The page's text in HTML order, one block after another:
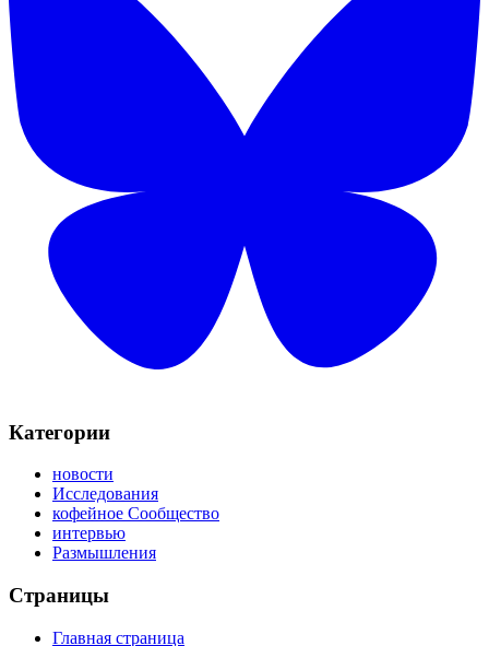
Категории
новости
Исследования
кофейное Сообщество
интервью
Размышления
Страницы
Главная страница